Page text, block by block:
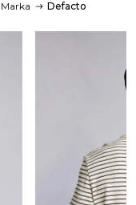
Marka Defacto